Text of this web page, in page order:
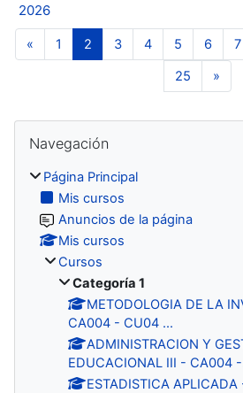
2026
«Página anterior
1 Página 1
2Página 2
3Página 3
4Página 4
5Página 5
6 7
25 Página 25
»
Bloques
Navegación
Página Principal
Mis cursos
Anuncios de la página
Mis cursos
Cursos
Categoría 1
METODOLOGIA DE LA
CA004 - CU04 ...
ADMINISTRACION Y
EDUCACIONAL III - CA004
ESTADISTICA